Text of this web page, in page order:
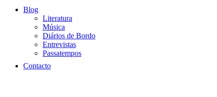
Blog
Literatura
Música
Diários de Bordo
Entrevistas
Passatempos
Contacto